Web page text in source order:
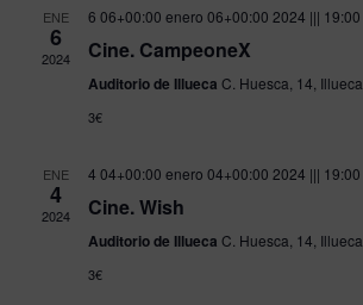
ENE
6
2024
6 06+00:00 enero 06+00:00 2024 ||| 19:00
Cine. CampeoneX
Auditorio de Illueca C. Huesca, 14, Illueca
3€
ENE
4
2024
4 04+00:00 enero 04+00:00 2024 ||| 19:00
Cine. Wish
Auditorio de Illueca C. Huesca, 14, Illueca
3€